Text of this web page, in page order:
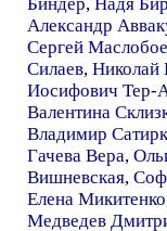
Александр
Сергей
Силаев, Николай
Иосифович Тер-
Валентина
Владимир
Гачева Вера,
Вишневская,
Елена Микитенко
Медведев